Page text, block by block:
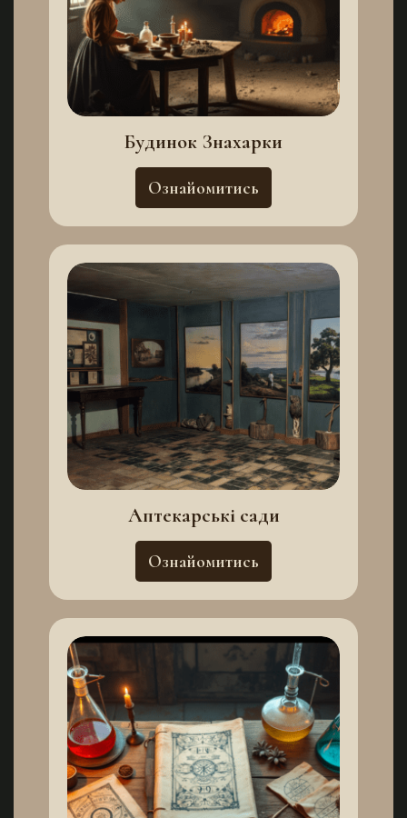
Будинок Знахарки
Ознайомитись
Аптекарські сади
Ознайомитись